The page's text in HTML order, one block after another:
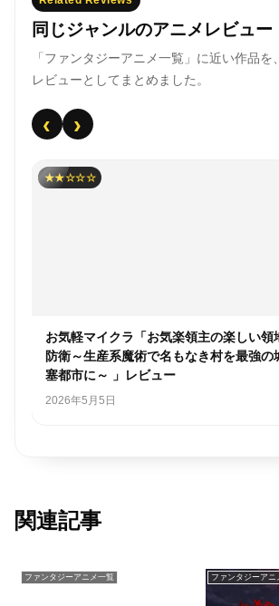
同じジャンルのアニメレビュー
「ファンタジーアニメ一覧」に近い作品を
レビューとしてまとめました。
‹ ›
★★☆☆☆
お気軽マイクラ「お気楽領主の楽しい領
防衛～生産系魔術で名もなき村を最強の
塞都市に～ 」レビュー
2026年5月5日
関連記事
ファンタジーアニメ一覧 ファンタジーアニ